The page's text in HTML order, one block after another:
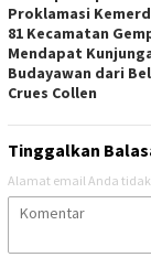
Proklamasi
81 Kecamatan
Mendapat
Budayawan dari
Crues Collen
Tinggalkan
Alamat email Anda